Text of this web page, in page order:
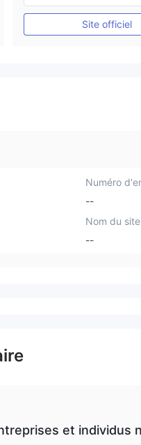
Etiquette principale
Site officiel
Numéro
--
Nom du
--
et individus